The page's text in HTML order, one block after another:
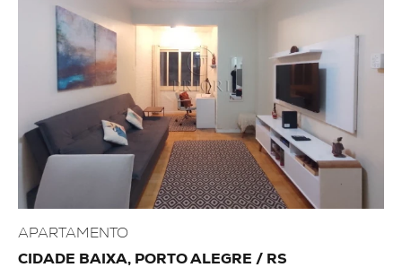
APARTAMENTO
CIDADE BAIXA, PORTO ALEGRE / RS